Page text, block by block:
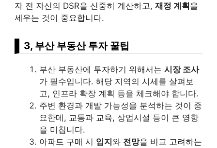
자 전 자신의 DSR을 신중히 계산하고, 재정 계획을
세우는 것이 중요합니다.
3, 부산 부동산 투자 꿀팁
부산 부동산에 투자하기 위해서는 시장 조사
가 필수입니다. 해당 지역의 시세를 살펴보
고, 인프라 확장 계획 등을 체크해야 합니다.
주변 환경과 개발 가능성을 분석하는 것이 중
요한데, 교통과 교육, 상업시설 등이 큰 영향
을 미칩니다.
아파트 구매 시 입지와 전망을 비교 고려하는